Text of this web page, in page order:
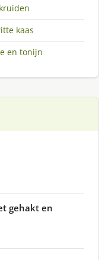
kaas
en tonijn
gehakt en